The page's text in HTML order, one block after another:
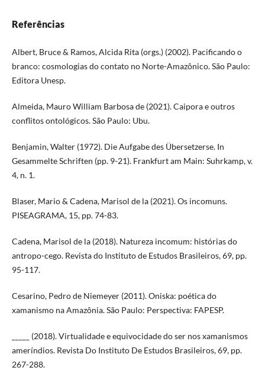
Referências
Albert, Bruce & Ramos, Alcida Rita (orgs.) (2002). Pacificando o
branco: cosmologias do contato no Norte-Amazônico. São Paulo:
Editora Unesp.
Almeida, Mauro William Barbosa de (2021). Caipora e outros
conflitos ontológicos. São Paulo: Ubu.
Benjamin, Walter (1972). Die Aufgabe des Übersetzerse. In
Gesammelte Schriften (pp. 9-21). Frankfurt am Main: Suhrkamp, v.
4, n. 1.
Blaser, Mario & Cadena, Marisol de la (2021). Os incomuns.
PISEAGRAMA, 15, pp. 74-83.
Cadena, Marisol de la (2018). Natureza incomum: histórias do
antropo-cego. Revista do Instituto de Estudos Brasileiros, 69, pp.
95-117.
Cesarino, Pedro de Niemeyer (2011). Oniska: poética do
xamanismo na Amazônia. São Paulo: Perspectiva: FAPESP.
_____ (2018). Virtualidade e equivocidade do ser nos xamanismos
ameríndios. Revista Do Instituto De Estudos Brasileiros, 69, pp.
267-288.